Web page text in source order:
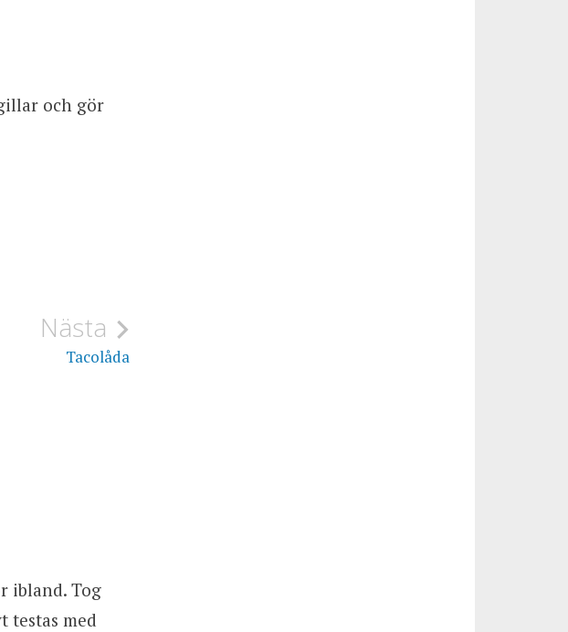
och gör
Nästa
Tacolåda
ibland. Tog
med